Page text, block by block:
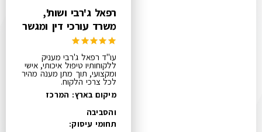
רפאל ג'רבי ושות',
משרד עורכי דין ומגשר
עו"ד רפאל ג'רבי מעניק
ללקוחותיו טיפול איכותי, אישי
ומקצועי, תוך מתן מענה מהיר
לכל צרכי הלקוח.
מיקום בארץ: המרכז
והסביבה
תחומי עיסוק: